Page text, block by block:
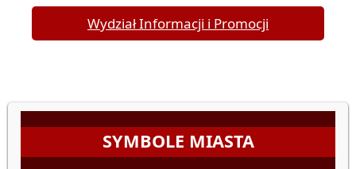
Wydział Informacji i Promocji
SYMBOLE MIASTA